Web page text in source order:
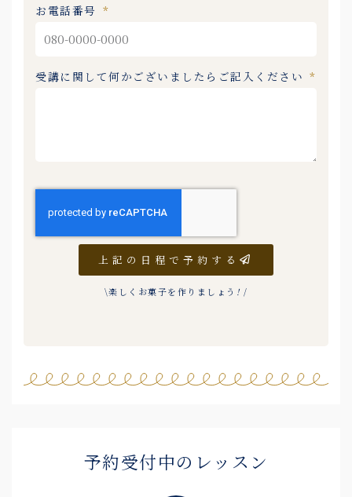
お電話番号
受講に関して何かございましたらご記入ください
上記の日程で予約する
\楽しくお菓子を作りましょう !/
予約受付中のレッスン